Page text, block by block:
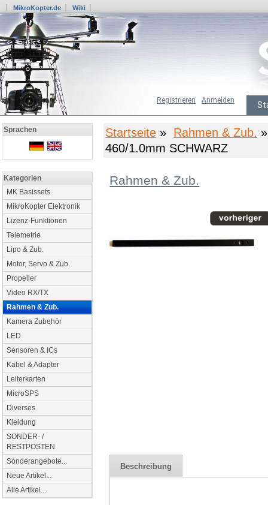
MikroKopter.de Wiki
Anmelden
Registrieren
Sprachen
Kategorien
MK Basissets
MikroKopter Elektronik
Lizenz-Funktionen
Telemetrie
Lipo & Zub.
Motor, Servo & Zub.
Propeller
Video RX/TX
Rahmen & Zub.
Kamera Zubehör
LED
Sensoren & ICs
Kabel & Adapter
Leiterkarten
MicroSPS
Diverses
Kleidung
SONDER- /
RESTPOSTEN
Sonderangebote...
Neue Artikel...
Alle Artikel...
Startseite » Rahmen & Zub.
460/1.0mm SCHWARZ
Rahmen & Zub.
Beschreibung